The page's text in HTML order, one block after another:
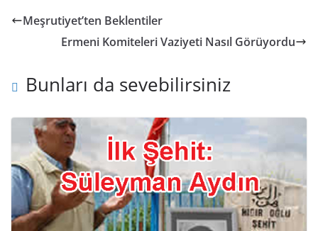
Meşrutiyet’ten Beklentiler
Ermeni Komiteleri Vaziyeti Nasıl Görüyordu
Bunları da sevebilirsiniz